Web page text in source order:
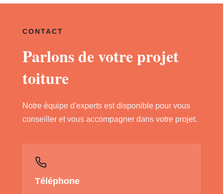
CONTACT
Parlons de votre projet
toiture
Notre équipe d'experts est disponible pour vous
conseiller et vous accompagner dans votre projet.
Téléphone